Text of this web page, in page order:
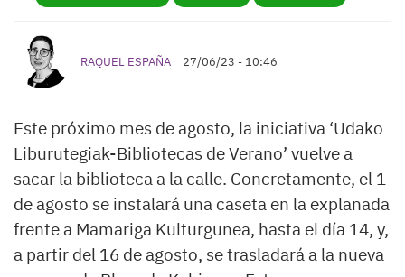
RAQUEL ESPAÑA 27/06/23 - 10:46
Este próximo mes de agosto, la iniciativa ‘Udako
Liburutegiak-Bibliotecas de Verano’ vuelve a
sacar la biblioteca a la calle. Concretamente, el 1
de agosto se instalará una caseta en la explanada
frente a Mamariga Kulturgunea, hasta el día 14, y,
a partir del 16 de agosto, se trasladará a la nueva